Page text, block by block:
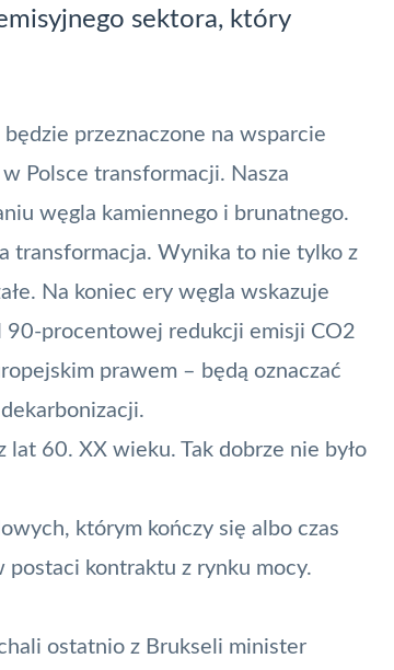
sektora, który
przeznaczone na wsparcie
Polsce transformacji. Nasza
węgla kamiennego i brunatnego.
transformacja. Wynika to nie tylko z
Na koniec ery węgla wskazuje
90-procentowej redukcji emisji CO2
prawem – będą oznaczać
60. XX wieku. Tak dobrze nie było
którym kończy się albo czas
postaci kontraktu z rynku mocy.
ostatnio z Brukseli minister